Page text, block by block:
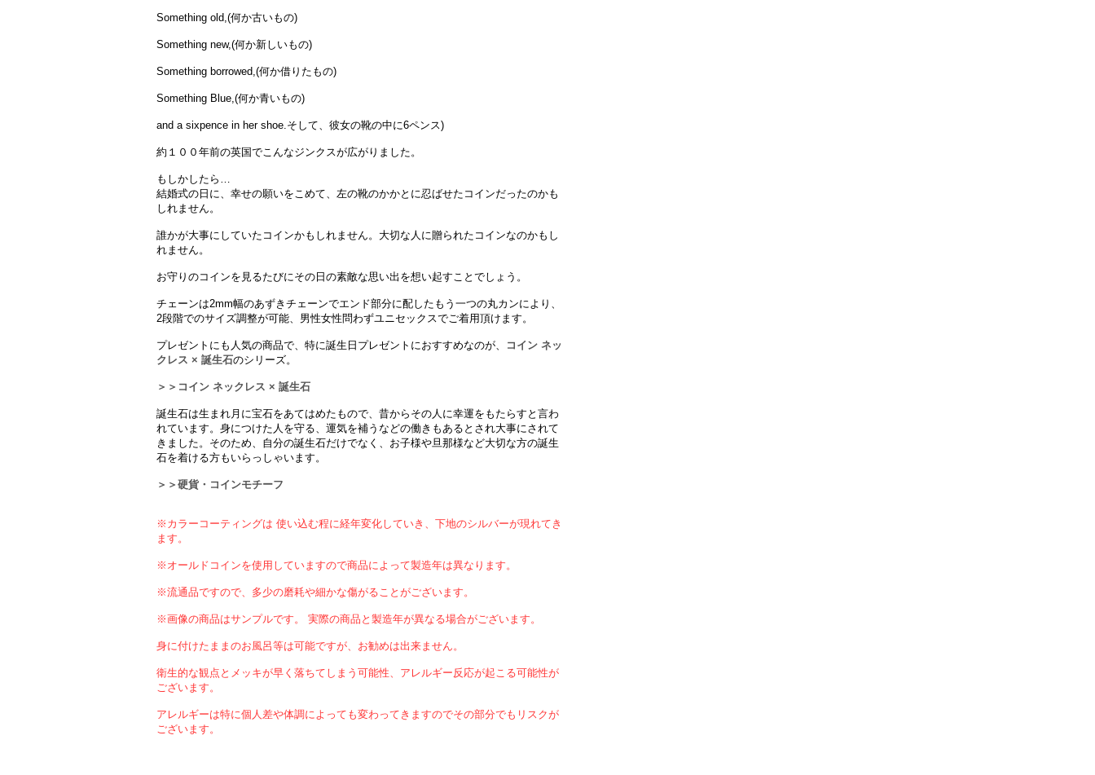
Something old,(何か古いもの)
Something new,(何か新しいもの)
Something borrowed,(何か借りたもの)
Something Blue,(何か青いもの)
and a sixpence in her shoe.そして、彼女の靴の中に6ペンス)
約１００年前の英国でこんなジンクスが広がりました。
もしかしたら…
結婚式の日に、幸せの願いをこめて、左の靴のかかとに忍ばせたコインだったのかも
しれません。
誰かが大事にしていたコインかもしれません。大切な人に贈られたコインなのかもし
れません。
お守りのコインを見るたびにその日の素敵な思い出を想い起すことでしょう。
チェーンは2mm幅のあずきチェーンでエンド部分に配したもう一つの丸カンにより、
2段階でのサイズ調整が可能、男性女性問わずユニセックスでご着用頂けます。
プレゼントにも人気の商品で、特に誕生日プレゼントにおすすめなのが、
コイン ネッ
クレス × 誕生石のシリーズ。
＞＞コイン ネックレス × 誕生石
誕生石は生まれ月に宝石をあてはめたもので、昔からその人に幸運をもたらすと言わ
れています。身につけた人を守る、運気を補うなどの働きもあるとされ大事にされて
きました。そのため、自分の誕生石だけでなく、お子様や旦那様など大切な方の誕生
石を着ける方もいらっしゃいます。
＞＞硬貨・コインモチーフ
※カラーコーティングは 使い込む程に経年変化していき、下地のシルバーが現れてき
ます。
※オールドコインを使用していますので商品によって製造年は異なります。
※流通品ですので、多少の磨耗や細かな傷がることがございます。
※画像の商品はサンプルです。 実際の商品と製造年が異なる場合がございます。
身に付けたままのお風呂等は可能ですが、お勧めは出来ません。
衛生的な観点とメッキが早く落ちてしまう可能性、アレルギー反応が起こる可能性が
ございます。
アレルギーは特に個人差や体調によっても変わってきますのでその部分でもリスクが
ございます。